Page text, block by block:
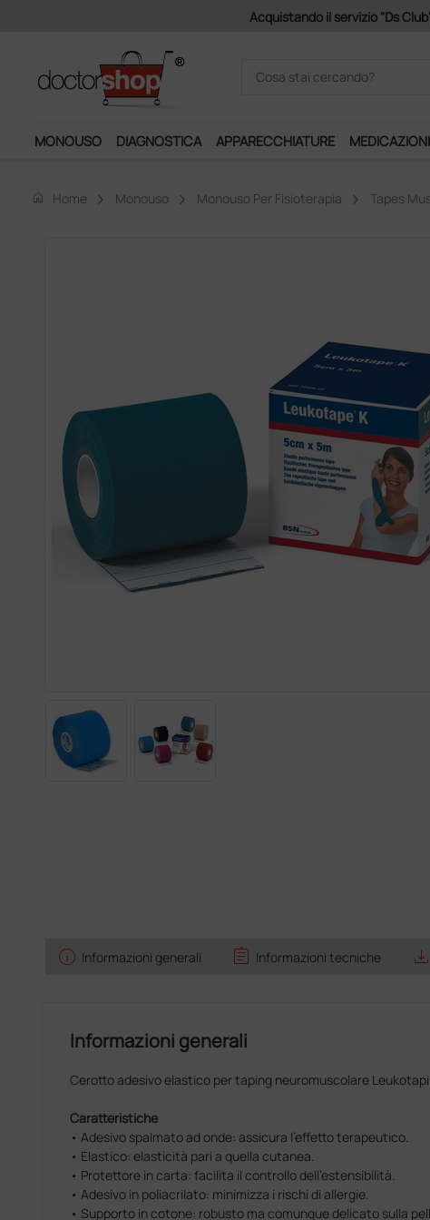
Acquistando il servizio "Ds
MONOUSO DIAGNOSTICA APPARECCHIATURE MEDICAZIONI
home Home Monouso Monouso Per Fisioterapia Tapes
info Informazioni generali assignment Informazioni tecniche save_alt
Informazioni generali
Cerotto adesivo elastico per taping neuromuscolare
Caratteristiche
• Adesivo spalmato ad onde: assicura l’effetto terapeutico.
• Elastico: elasticità pari a quella cutanea.
• Protettore in carta: facilita il controllo dell’estensibilità.
• Adesivo in poliacrilato: minimizza i rischi di allergie.
• Supporto in cotone: robusto ma comunque delicato sulla